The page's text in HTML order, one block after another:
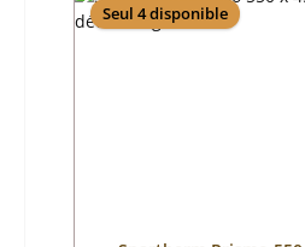
Seul 4 disponible